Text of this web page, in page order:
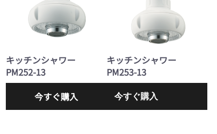
キッチンシャワー
PM252-13
今すぐ購入
キッチンシャワー
PM253-13
今すぐ購入